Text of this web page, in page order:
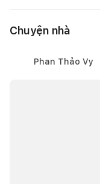
Chuyện nhà
Phan Thảo Vy